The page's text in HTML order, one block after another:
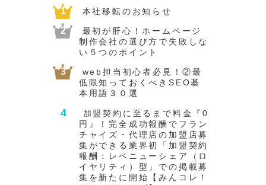
本社移転のお知らせ
最初が肝心！ホームページ
制作会社の選び方で失敗しな
い５つのポイント
web担当初心者必見！②最
低限知っておくべきSEO基
本用語３０選
加盟契約に至るまで料金『0
円』！完全成功報酬でフラン
チャイズ・代理店の加盟店募
集ができる業界初「加盟契約
報酬：レベニューシェア（ロ
イヤリティ）型」での掲載募
集を新たに開始【みんコレ！